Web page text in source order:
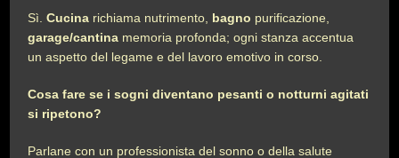
Sì.Cucina richiama nutrimento, bagno purificazione,
garage/cantina memoria profonda; ogni stanza accentua
un aspetto del legame e del lavoro emotivo in corso.
Cosa fare se i sogni diventano pesanti o notturni agitati
si ripetono?
Parlane con un professionista del sonno o della salute